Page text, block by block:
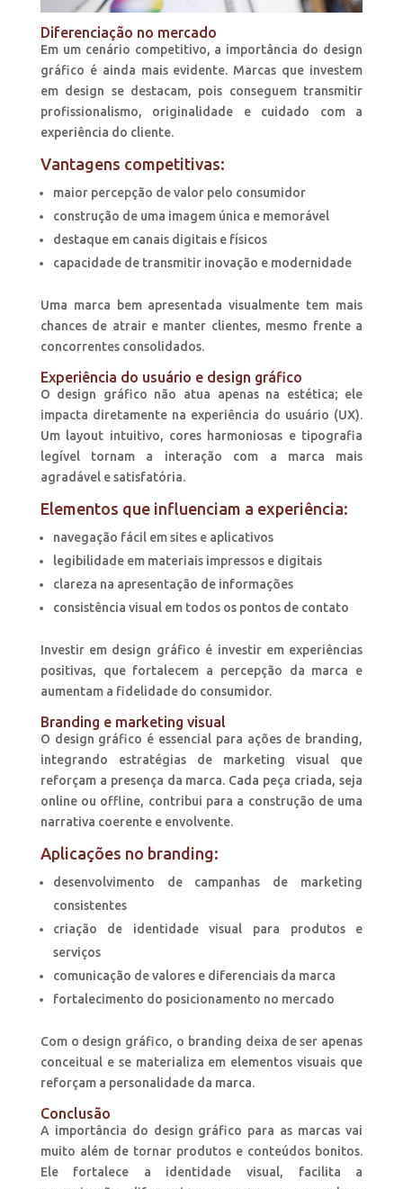
Diferenciação no mercado
Em um cenário competitivo, a importância do design
gráfico é ainda mais evidente. Marcas que investem
em design se destacam, pois conseguem transmitir
profissionalismo, originalidade e cuidado com a
experiência do cliente.
Vantagens competitivas:
maior percepção de valor pelo consumidor
construção de uma imagem única e memorável
destaque em canais digitais e físicos
capacidade de transmitir inovação e modernidade
Uma marca bem apresentada visualmente tem mais
chances de atrair e manter clientes, mesmo frente a
concorrentes consolidados.
Experiência do usuário e design gráfico
O design gráfico não atua apenas na estética; ele
impacta diretamente na experiência do usuário (UX).
Um layout intuitivo, cores harmoniosas e tipografia
legível tornam a interação com a marca mais
agradável e satisfatória.
Elementos que influenciam a experiência:
navegação fácil em sites e aplicativos
legibilidade em materiais impressos e digitais
clareza na apresentação de informações
consistência visual em todos os pontos de contato
Investir em design gráfico é investir em experiências
positivas, que fortalecem a percepção da marca e
aumentam a fidelidade do consumidor.
Branding e marketing visual
O design gráfico é essencial para ações de branding,
integrando estratégias de marketing visual que
reforçam a presença da marca. Cada peça criada, seja
online ou offline, contribui para a construção de uma
narrativa coerente e envolvente.
Aplicações no branding:
desenvolvimento de campanhas de marketing
consistentes
criação de identidade visual para produtos e
serviços
comunicação de valores e diferenciais da marca
fortalecimento do posicionamento no mercado
Com o design gráfico, o branding deixa de ser apenas
conceitual e se materializa em elementos visuais que
reforçam a personalidade da marca.
Conclusão
A importância do design gráfico para as marcas vai
muito além de tornar produtos e conteúdos bonitos.
Ele fortalece a identidade visual, facilita a